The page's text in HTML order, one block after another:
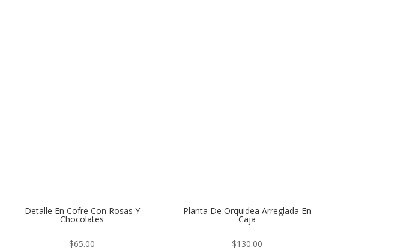
Detalle En Cofre Con Rosas Y
Chocolates
$65.00
Planta De Orquidea Arreglada En
Caja
$130.00